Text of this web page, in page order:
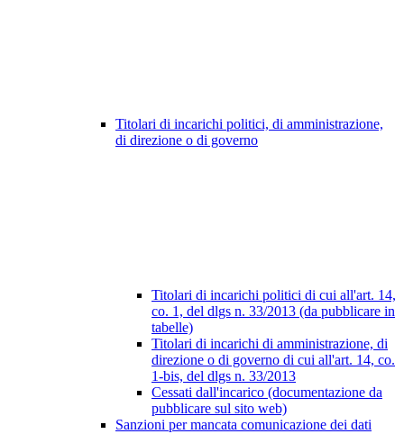
Titolari di incarichi politici, di amministrazione,
di direzione o di governo
Titolari di incarichi politici di cui all'art. 14,
co. 1, del dlgs n. 33/2013 (da pubblicare in
tabelle)
Titolari di incarichi di amministrazione, di
direzione o di governo di cui all'art. 14, co.
1-bis, del dlgs n. 33/2013
Cessati dall'incarico (documentazione da
pubblicare sul sito web)
Sanzioni per mancata comunicazione dei dati